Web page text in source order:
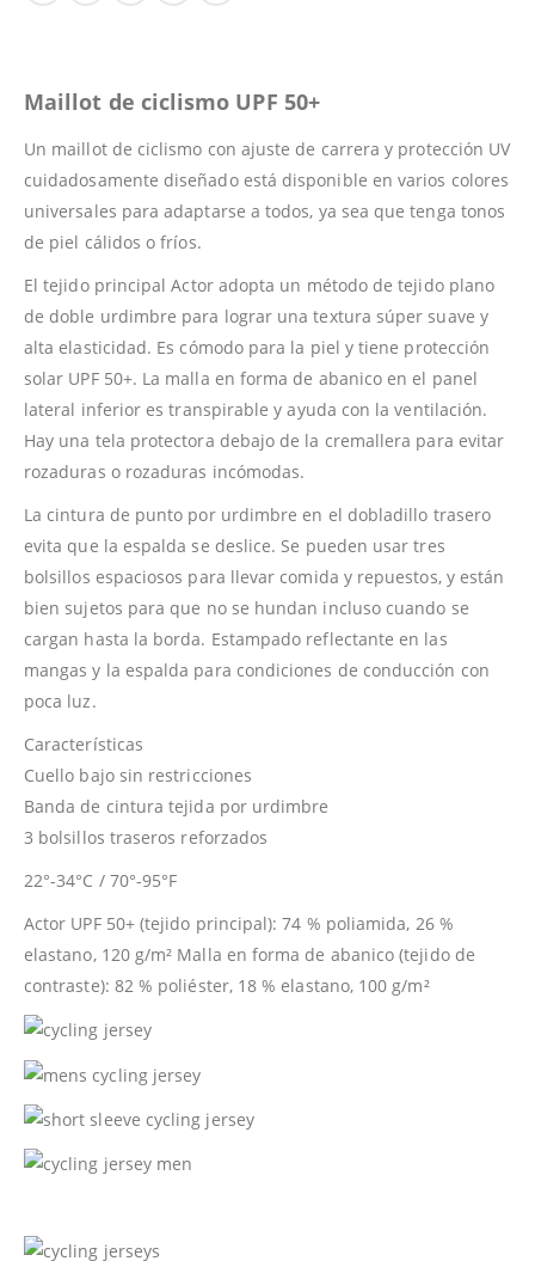
Maillot de ciclismo UPF 50+
Un maillot de ciclismo con ajuste de carrera y protección UV
cuidadosamente diseñado está disponible en varios colores
universales para adaptarse a todos, ya sea que tenga tonos
de piel cálidos o fríos.
El tejido principal Actor adopta un método de tejido plano
de doble urdimbre para lograr una textura súper suave y
alta elasticidad. Es cómodo para la piel y tiene protección
solar UPF 50+. La malla en forma de abanico en el panel
lateral inferior es transpirable y ayuda con la ventilación.
Hay una tela protectora debajo de la cremallera para evitar
rozaduras o rozaduras incómodas.
La cintura de punto por urdimbre en el dobladillo trasero
evita que la espalda se deslice. Se pueden usar tres
bolsillos espaciosos para llevar comida y repuestos, y están
bien sujetos para que no se hundan incluso cuando se
cargan hasta la borda. Estampado reflectante en las
mangas y la espalda para condiciones de conducción con
poca luz.
Características
Cuello bajo sin restricciones
Banda de cintura tejida por urdimbre
3 bolsillos traseros reforzados
22°-34°C / 70°-95°F
Actor UPF 50+ (tejido principal): 74 % poliamida, 26 %
elastano, 120 g/m² Malla en forma de abanico (tejido de
contraste): 82 % poliéster, 18 % elastano, 100 g/m²